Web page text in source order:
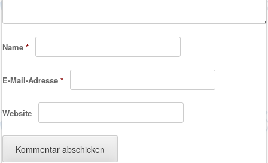
Name*
E-Mail-Adresse*
Website